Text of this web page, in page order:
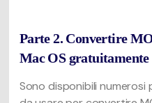
Parte 2. Convertire
Mac OS gratuitamente
Sono disponibili numerosi